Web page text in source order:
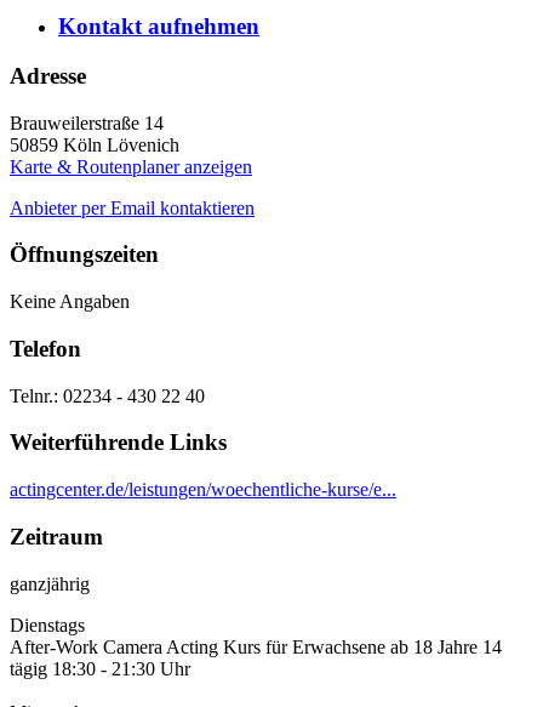
Kontaktaufnehmen
Adresse
Brauweilerstraße 14
50859 Köln Lövenich
Karte & Routenplaner anzeigen
Anbieter per Email kontaktieren
Öffnungszeiten
Keine Angaben
Telefon
Telnr.: 02234 - 430 22 40
Weiterführende Links
actingcenter.de/leistungen/woechentliche-kurse/e...
Zeitraum
ganzjährig
Dienstags
After-Work Camera Acting Kurs für Erwachsene ab 18 Jahre 14
tägig 18:30 - 21:30 Uhr